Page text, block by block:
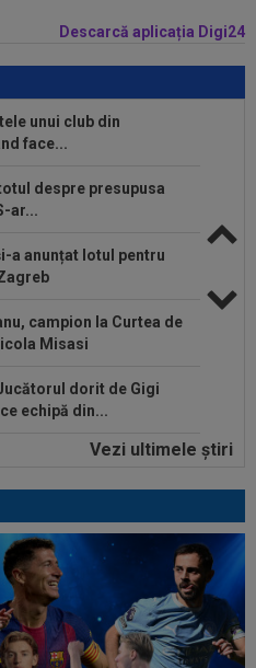
Descarcă aplicația Digi24
unui club din
face...
despre presupusa
ar...
a anunțat lotul pentru
campion la Curtea de
Misasi
dorit de Gigi
echipă din...
rămas ”mască”, după ce
a dat verdictul, după ce
luni, 21:30, DGS 1.
unui club din
Vezi ultimele ştiri